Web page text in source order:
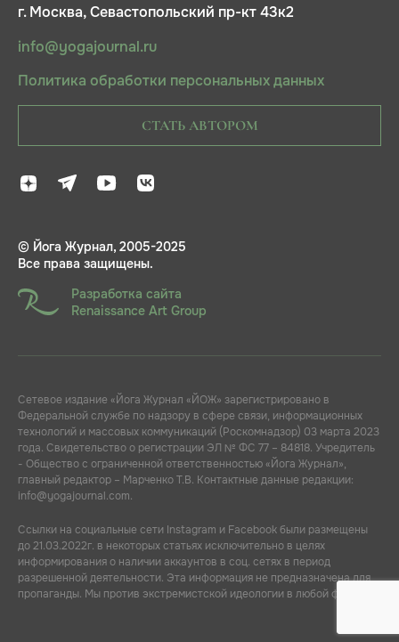
г. Москва, Севастопольский пр-кт 43к2
info@yogajournal.ru
Политика обработки персональных данных
СТАТЬ АВТОРОМ
© Йога Журнал, 2005-2025
Все права защищены.
Разработка сайта
Renaissance Art Group
Сетевое издание «Йога Журнал «ЙОЖ» зарегистрировано в
Федеральной службе по надзору в сфере связи, информационных
технологий и массовых коммуникаций (Роскомнадзор) 03 марта 2023
года. Свидетельство о регистрации ЭЛ № ФС 77 – 84818. Учредитель
- Общество с ограниченной ответственностью «Йога Журнал»,
главный редактор – Марченко Т.В. Контактные данные редакции:
info@yogajournal.com.
Ссылки на социальные сети Instagram и Facebook были размещены
до 21.03.2022г. в некоторых статьях исключительно в целях
информирования о наличии аккаунтов в соц. сетях в период
разрешенной деятельности. Эта информация не предназначена для
пропаганды. Мы против экстремистской идеологии в любой форме.